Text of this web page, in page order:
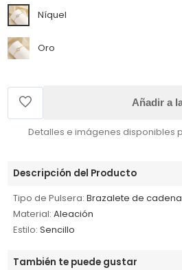
Níquel
Oro
Añadir a
Detalles e imágenes disponibles
Descripción del Producto
Tipo de Pulsera: Brazalete de cadena
Material: Aleación
Estilo: Sencillo
También te puede gustar